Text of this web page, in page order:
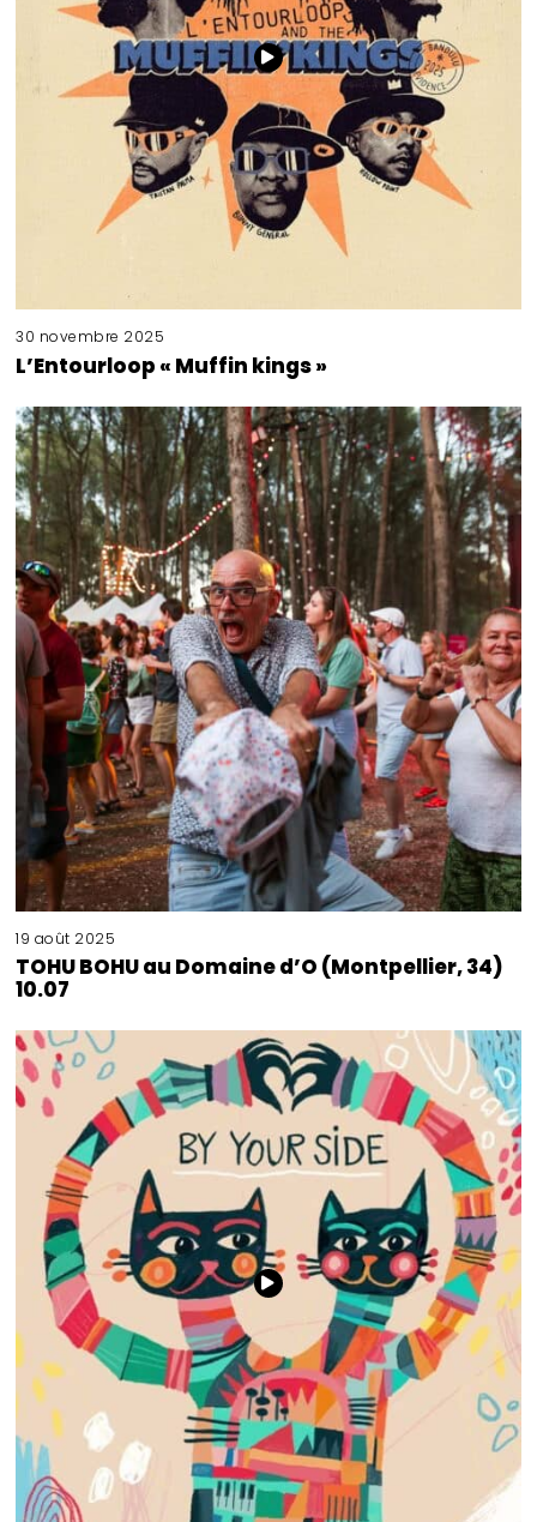
30 novembre 2025
L’Entourloop « Muffin kings »
19 août 2025
TOHU BOHU au Domaine d’O (Montpellier, 34)
10.07